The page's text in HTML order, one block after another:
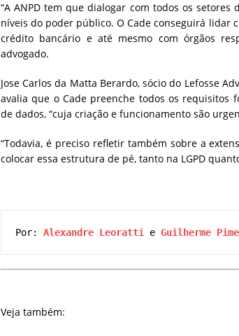
“A ANPD tem que dialogar com todos os
níveis do poder público. O Cade conseguirá lidar
crédito bancário e até mesmo com órgãos
advogado.
Jose Carlos da Matta Berardo, sócio do Lefosse
avalia que o Cade preenche todos os
de dados, “cuja criação e funcionamento são
“Todavia, é preciso refletir também sobre a
colocar essa estrutura de pé, tanto na LGPD
Por: Alexandre Leoratti e Guilherme
Veja também: